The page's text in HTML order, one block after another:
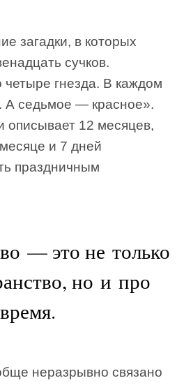
загадки, в которых
сучков.
четыре гнезда. В каждом
А седьмое — красное».
описывает 12 месяцев,
и 7 дней
праздничным
— это не только
но и про
время.
неразрывно связано